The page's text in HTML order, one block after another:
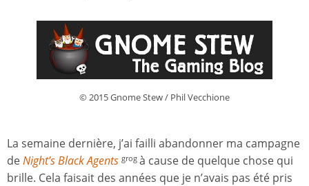
© 2015 Gnome Stew / Phil Vecchione
La semaine dernière, j’ai failli abandonner ma campagne
deNight’s Black Agents grog à cause de quelque chose qui
brille. Cela faisait des années que je n’avais pas été pris